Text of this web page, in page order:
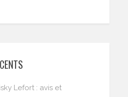
Lefort : avis et